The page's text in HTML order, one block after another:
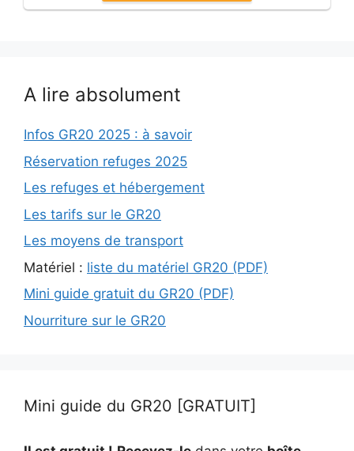
A lire absolument
Infos GR20 2025 : à savoir
Réservation refuges 2025
Les refuges et hébergement
Les tarifs sur le GR20
Les moyens de transport
Matériel : liste du matériel GR20 (PDF)
Mini guide gratuit du GR20 (PDF)
Nourriture sur le GR20
Mini guide du GR20 [GRATUIT]